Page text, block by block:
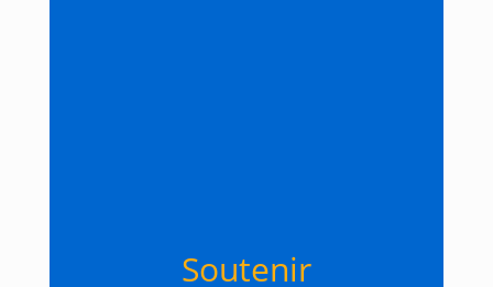
Soutenir